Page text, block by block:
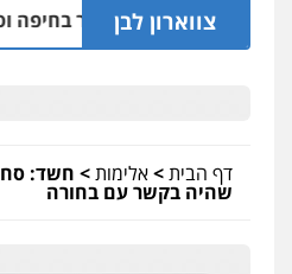
צווארון לבן
יו"ר ש"ס לשעבר בחיפה
דף הבית>אלימות> חשד:
שהיה בקשר עם בחורה